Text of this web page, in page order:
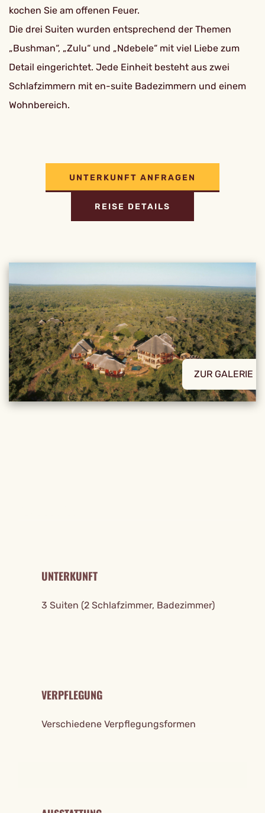
kochen Sie am offenen Feuer.
Die drei Suiten wurden entsprechend der Themen
„Bushman“, „Zulu“ und „Ndebele“ mit viel Liebe zum
Detail eingerichtet. Jede Einheit besteht aus zwei
Schlafzimmern mit en-suite Badezimmern und einem
Wohnbereich.
UNTERKUNFT ANFRAGEN
REISE DETAILS
ZUR GALERIE
UNTERKUNFT
3 Suiten (2 Schlafzimmer, Badezimmer)
VERPFLEGUNG
Verschiedene Verpflegungsformen